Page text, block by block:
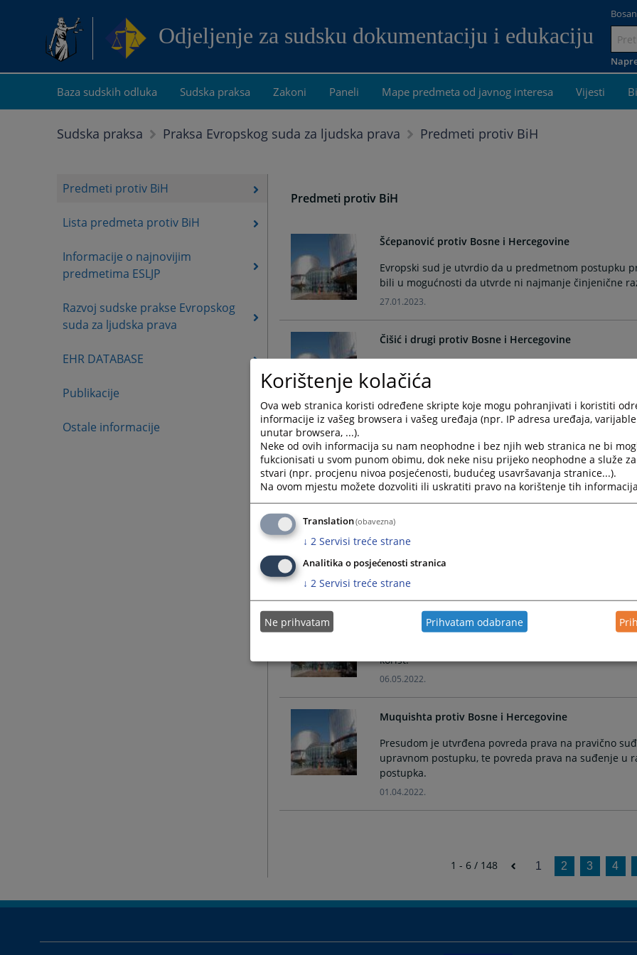
Odjeljenje za sudsku dokumentaciju i edukaciju
na
Baza sudskih odluka Sudska praksa Zakoni Paneli Mape predmeta od javnog interesa Vijesti
Sudska praksa Praksa Evropskog suda za ljudska prava Predmeti protiv BiH
Predmeti protiv BiH
Lista predmeta protiv BiH
Informacije o najnovijim
predmetima ESLJP
Razvoj sudske prakse Evropskog
suda za ljudska prava
EHR DATABASE
Publikacije
Ostale informacije
Predmeti protiv BiH
Šćepanović protiv Bosne i Hercegovine
Evropski sud je utvrdio da u predmetnom postupku
bili u mogućnosti da utvrde ni najmanje činjenične
27.01.2023.
Čišić i drugi protiv Bosne i Hercegovine
Slučaj se odnosi na navodni propust zatvorskih
zatvorenika.
05.09.2022.
Predmet se odnosio na ocjenu rada aplikanta, sudije
26.05.2022.
Simić protiv Bosne i Hercegovine
Predmet se odnosi na vic koji je g. Simić ispričao na
je on zastupao klijenta.
19.05.2022.
Omerbašić i drugi protiv Bosne i Hercegovine
Aplikanti su se žalili protiv Kantona Sarajevo zbog
korist.
06.05.2022.
Muquishta protiv Bosne i Hercegovine
Presudom je utvrđena povreda prava na pravično
upravnom postupku, te povreda prava na suđenje u
postupka.
01.04.2022.
1 - 6 / 148 1 2 3 4
Korištenje kolačića
Ova web stranica koristi određene skripte koje mogu pohranjivati i koristiti
informacije iz vašeg browsera i vašeg uređaja (npr. IP adresa uređaja,
unutar browsera, ...).
Neke od ovih informacija su nam neophodne i bez njih web stranica ne bi
fukcionisati u svom punom obimu, dok neke nisu prijeko neophodne a služe
stvari (npr. procjenu nivoa posjećenosti, budućeg usavršavanja stranice...).
Na ovom mjestu možete dozvoliti ili uskratiti pravo na korištenje tih
Translation(obavezna)
↓ 2 Servisi treće strane
Analitika o posjećenosti stranica
↓ 2 Servisi treće strane
Ne prihvatam Prihvatam odabrane